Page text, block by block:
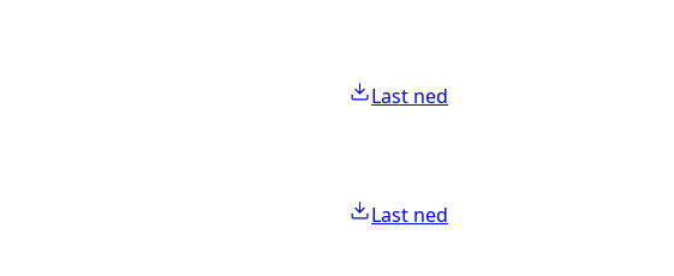
Last ned
Last ned